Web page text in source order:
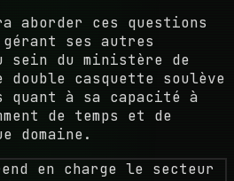
aborder ces questions
ses autres
sein du ministère de
casquette soulève
quant à sa capacité à
de temps et de
domaine.